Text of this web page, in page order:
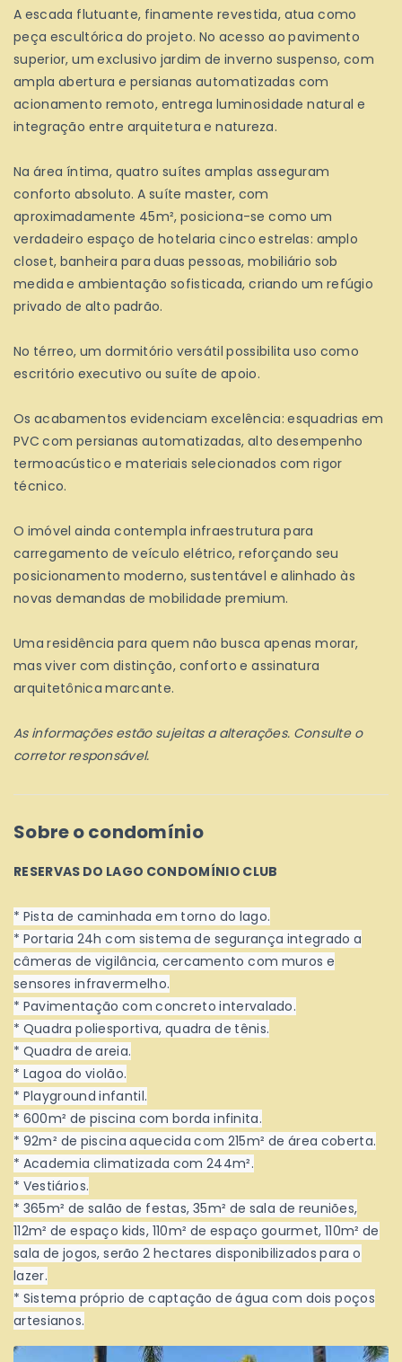
A escada flutuante, finamente revestida, atua como
peça escultórica do projeto. No acesso ao pavimento
superior, um exclusivo jardim de inverno suspenso, com
ampla abertura e persianas automatizadas com
acionamento remoto, entrega luminosidade natural e
integração entre arquitetura e natureza.
Na área íntima, quatro suítes amplas asseguram
conforto absoluto. A suíte master, com
aproximadamente 45m², posiciona-se como um
verdadeiro espaço de hotelaria cinco estrelas: amplo
closet, banheira para duas pessoas, mobiliário sob
medida e ambientação sofisticada, criando um refúgio
privado de alto padrão.
No térreo, um dormitório versátil possibilita uso como
escritório executivo ou suíte de apoio.
Os acabamentos evidenciam excelência: esquadrias em
PVC com persianas automatizadas, alto desempenho
termoacústico e materiais selecionados com rigor
técnico.
O imóvel ainda contempla infraestrutura para
carregamento de veículo elétrico, reforçando seu
posicionamento moderno, sustentável e alinhado às
novas demandas de mobilidade premium.
Uma residência para quem não busca apenas morar,
mas viver com distinção, conforto e assinatura
arquitetônica marcante.
As informações estão sujeitas a alterações. Consulte o
corretor responsável.
Sobre o condomínio
RESERVAS DO LAGO CONDOMÍNIO CLUB
* Pista de caminhada em torno do lago.
* Portaria 24h com sistema de segurança integrado a
câmeras de vigilância, cercamento com muros e
sensores infravermelho.
* Pavimentação com concreto intervalado.
* Quadra poliesportiva, quadra de tênis.
* Quadra de areia.
* Lagoa do violão.
* Playground infantil.
* 600m² de piscina com borda infinita.
* 92m² de piscina aquecida com 215m² de área coberta.
* Academia climatizada com 244m².
* Vestiários.
* 365m² de salão de festas, 35m² de sala de reuniões,
112m² de espaço kids, 110m² de espaço gourmet, 110m² de
sala de jogos, serão 2 hectares disponibilizados para o
lazer.
* Sistema próprio de captação de água com dois poços
artesianos.